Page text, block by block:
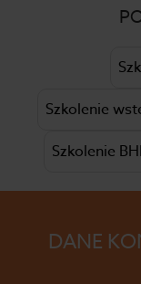
Szkolenie
Szkolenie
DANE